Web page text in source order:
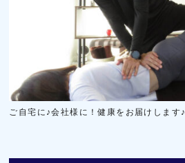
ご自宅に♪会社様に！健康をお届けします♪